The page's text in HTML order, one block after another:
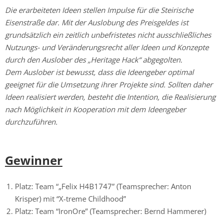
Die erarbeiteten Ideen stellen Impulse für die Steirische
Eisenstraße dar. Mit der Auslobung des Preisgeldes ist
grundsätzlich ein zeitlich unbefristetes nicht ausschließliches
Nutzungs- und Veränderungsrecht aller Ideen und Konzepte
durch den Auslober des „Heritage Hack“ abgegolten.
Dem Auslober ist bewusst, dass die Ideengeber optimal
geeignet für die Umsetzung ihrer Projekte sind. Sollten daher
Ideen realisiert werden, besteht die Intention, die Realisierung
nach Möglichkeit in Kooperation mit dem Ideengeber
durchzuführen.
Gewinner
Platz: Team “„Felix H4B1747” (Teamsprecher: Anton
Krisper) mit “X-treme Childhood”
Platz: Team “IronOre” (Teamsprecher: Bernd Hammerer)